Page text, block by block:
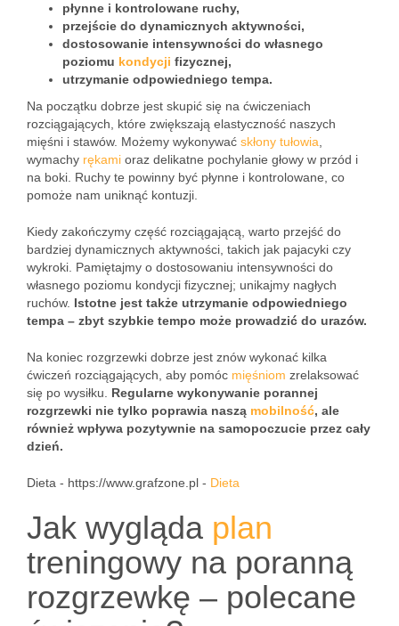
płynne i kontrolowane ruchy,
przejście do dynamicznych aktywności,
dostosowanie intensywności do własnego
poziomu kondycji fizycznej,
utrzymanie odpowiedniego tempa.
Na początku dobrze jest skupić się na ćwiczeniach
rozciągających, które zwiększają elastyczność naszych
mięśni i stawów. Możemy wykonywać skłony tułowia
wymachy rękami oraz delikatne pochylanie głowy w przód i
na boki. Ruchy te powinny być płynne i kontrolowane, co
pomoże nam uniknąć kontuzji.
Kiedy zakończymy część rozciągającą, warto przejść do
bardziej dynamicznych aktywności, takich jak pajacyki czy
wykroki. Pamiętajmy o dostosowaniu intensywności do
własnego poziomu kondycji fizycznej; unikajmy nagłych
ruchów. Istotne jest także utrzymanie odpowiedniego
tempa – zbyt szybkie tempo może prowadzić do urazów.
Na koniec rozgrzewki dobrze jest znów wykonać kilka
ćwiczeń rozciągających, aby pomóc mięśniom zrelaksować
się po wysiłku. Regularne wykonywanie porannej
rozgrzewki nie tylko poprawia naszą mobilność, ale
również wpływa pozytywnie na samopoczucie przez cały
dzień.
Dieta - https://www.grafzone.pl - Dieta
Jak wygląda plan
treningowy na poranną
rozgrzewkę – polecane